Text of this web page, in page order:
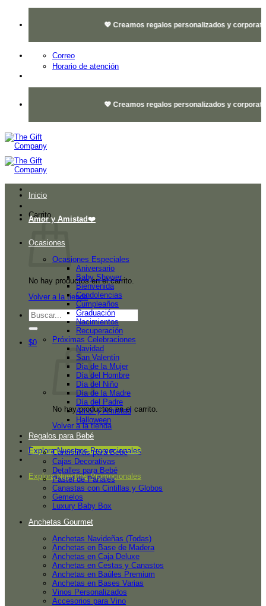
💖 Creamos regalos personalizados y
Correo
Horario de atención
💖 Creamos regalos personalizados y
Carrito
No hay productos en el carrito.
Volver a la tienda
Buscar
por:
$0
No hay productos en el carrito.
Volver a la tienda
Explora Nuestros Promocionales
Explora Nuestros Promocionales
Inicio
Amor y Amistad❤️
Ocasiones
Ocasiones Especiales
Aniversario
Baby Shower
Bienvenida
Condolencias
Cumpleaños
Graduación
Nacimientos
Recuperación
Próximas Celebraciones
Navidad
San Valentin
Día de la Mujer
Día del Hombre
Día del Niño
Día de la Madre
Día del Padre
Amor y Amistad
Halloween
Regalos para Bebé
Canastillas para Bebé
Cajas Decorativas
Detalles para Bebé
Pastel de Pañales
Canastas con Cintillas y Globos
Gemelos
Luxury Baby Box
Anchetas Gourmet
Anchetas Navideñas (Todas)
Anchetas en Base de Madera
Anchetas en Caja Deluxe
Anchetas en Cestas y Canastos
Anchetas en Baúles Premium
Anchetas en Bases Varias
Vinos Personalizados
Accesorios para Vino